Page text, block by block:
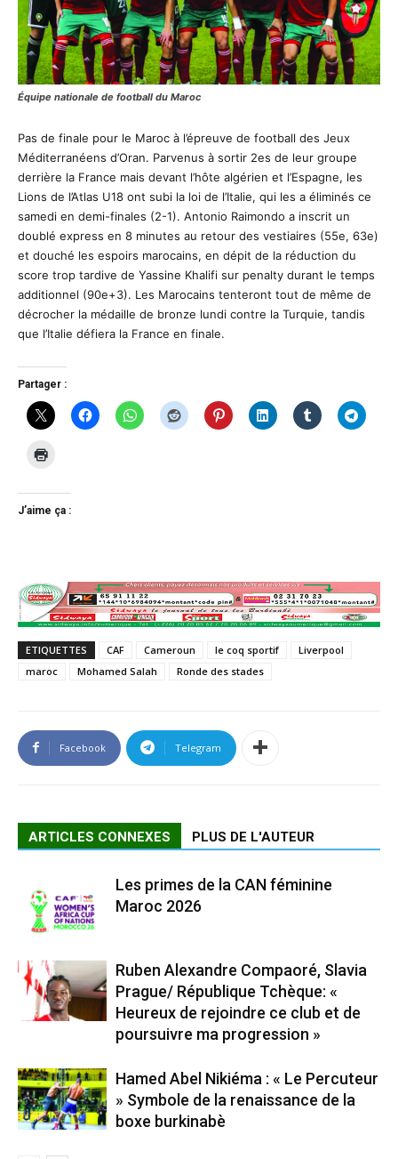
Équipe nationale de football du Maroc
Pas de finale pour le Maroc à l’épreuve de football des Jeux
Méditerranéens d’Oran. Parvenus à sortir 2es de leur groupe
derrière la France mais devant l’hôte algérien et l’Espagne, les
Lions de l’Atlas U18 ont subi la loi de l’Italie, qui les a éliminés ce
samedi en demi-finales (2-1). Antonio Raimondo a inscrit un
doublé express en 8 minutes au retour des vestiaires (55e, 63e)
et douché les espoirs marocains, en dépit de la réduction du
score trop tardive de Yassine Khalifi sur penalty durant le temps
additionnel (90e+3). Les Marocains tenteront tout de même de
décrocher la médaille de bronze lundi contre la Turquie, tandis
que l’Italie défiera la France en finale.
Partager :
J’aime ça :
ETIQUETTES CAF Cameroun le coq sportif
Liverpool
maroc
Mohamed Salah Ronde des stades
Facebook Telegram
ARTICLES CONNEXES PLUS DE L'AUTEUR
Les primes de la CAN féminine
Maroc 2026
Ruben Alexandre Compaoré, Slavia
Prague/ République Tchèque: «
Heureux de rejoindre ce club et de
poursuivre ma progression »
Hamed Abel Nikiéma : « Le Percuteur
» Symbole de la renaissance de la
boxe burkinabè